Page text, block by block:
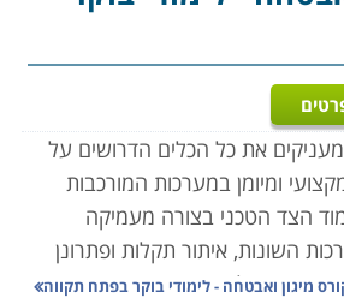
מעניקים את כל הכלים הדרושים על
ומיומן במערכות המורכבות
הצד הטכני בצורה מעמיקה
השונות, איתור תקלות ופתרונן
במסגרת הלימודים יועברו שיעורים
מיגון ואבטחה - לימודי בוקר בפתח תקווה